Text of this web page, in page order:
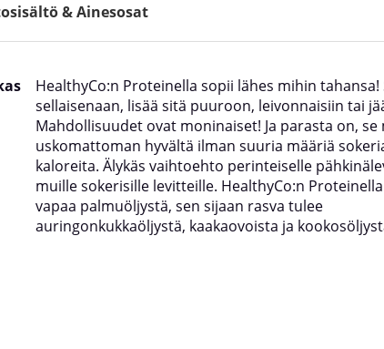
& Ainesosat
HealthyCo:n Proteinella sopii lähes mihin tahansa!
sellaisenaan, lisää sitä puuroon, leivonnaisiin tai
Mahdollisuudet ovat moninaiset! Ja parasta on, se
uskomattoman hyvältä ilman suuria määriä
kaloreita. Älykäs vaihtoehto perinteiselle
muille sokerisille levitteille. HealthyCo:n
vapaa palmuöljystä, sen sijaan rasva tulee
auringonkukkaöljystä, kaakaovoista ja